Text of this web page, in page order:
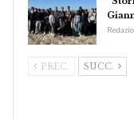
PREC. SUCC.